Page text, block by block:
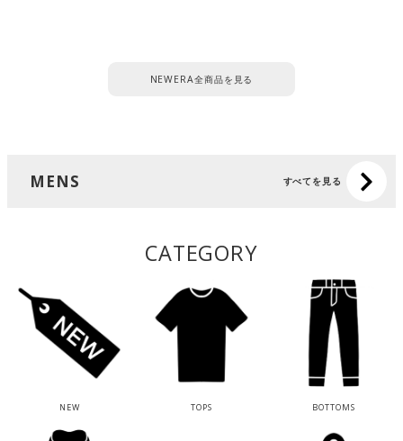
NEWERA全商品を見る
MENS すべてを見る
CATEGORY
NEW TOPS BOTTOMS